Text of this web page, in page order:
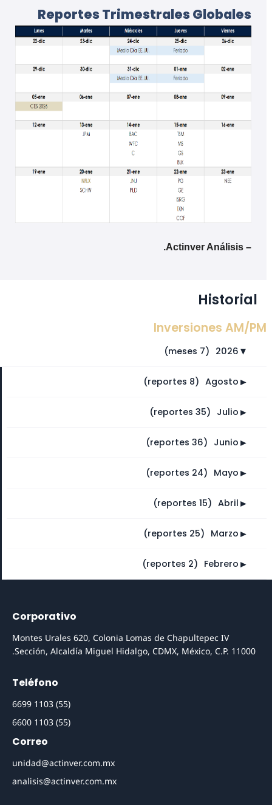
Reportes Trimestrales Globales
– Actinver Análisis.
Historial
Inversiones AM/PM
►
2026
(7 meses)
►
Agosto
⠀
(8 reportes)
►
Julio
(35 reportes)
►
Junio
(36 reportes)
►
Mayo
(24 reportes)
►
Abril
⠀
(15 reportes)
►
Marzo
(25 reportes)
►
Febrero
(2 reportes)
Corporativo
Montes Urales 620, Colonia Lomas de Chapultepec IV
Sección, Alcaldía Miguel Hidalgo, CDMX, México, C.P. 11000.
Teléfono
(55) 1103 6699
(55) 1103 6600
Correo
unidad@actinver.com.mx
analisis@actinver.com.mx